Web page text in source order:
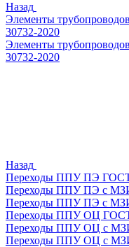
Назад
Элементы
30732-2020
Элементы
30732-2020
Назад
Переходы ППУ ПЭ ГОСТ
Переходы ППУ ПЭ с
Переходы ППУ ПЭ с
Переходы ППУ ОЦ ГОСТ
Переходы ППУ ОЦ с
Переходы ППУ ОЦ с